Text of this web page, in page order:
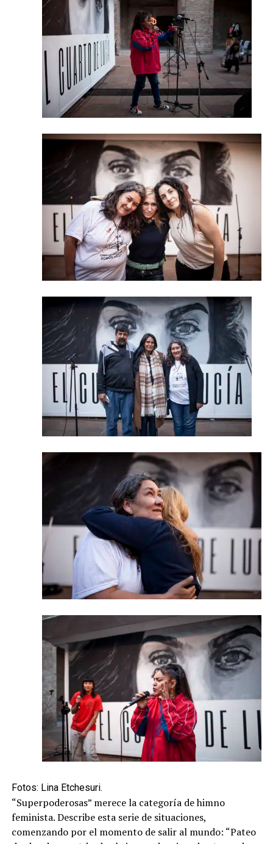
Fotos: Lina Etchesuri.
“Superpoderosas” merece la categoría de himno
feminista. Describe esta serie de situaciones,
comenzando por el momento de salir al mundo: “Pateo